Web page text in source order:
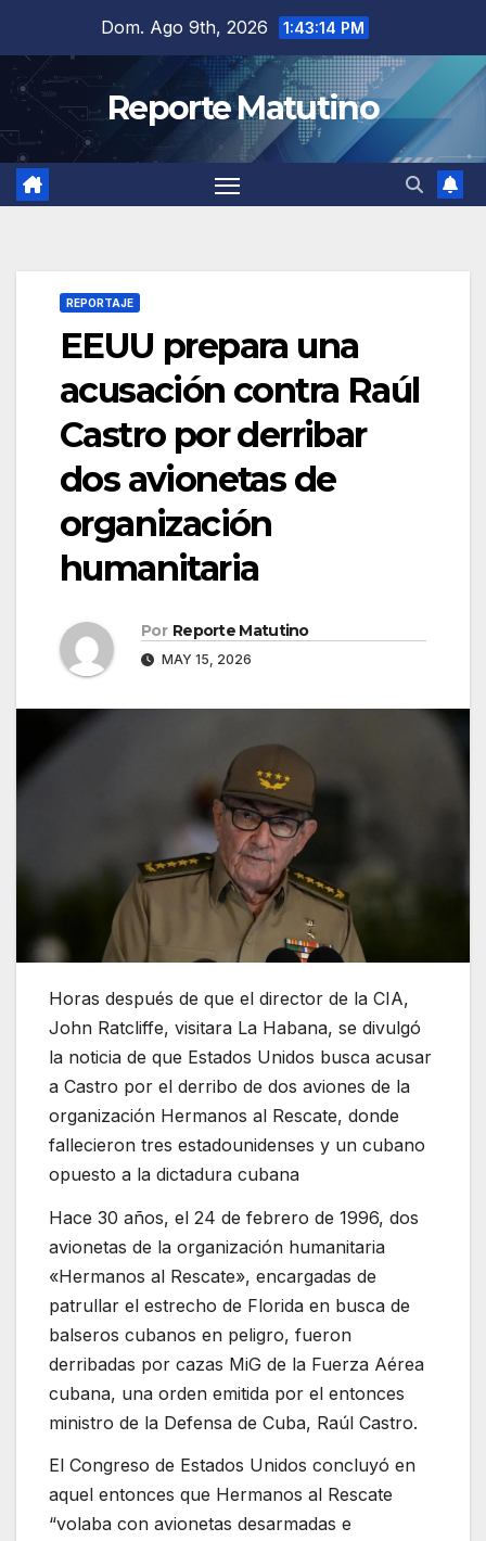
contenido
Dom. Ago 9th, 2026 1:43:15 PM
Reporte Matutino
REPORTAJE
EEUU prepara una
acusación contra Raúl
Castro por derribar
dos avionetas de
organización
humanitaria
Por Reporte Matutino
MAY 15, 2026
Horas después de que el director de la CIA,
John Ratcliffe, visitara La Habana, se divulgó
la noticia de que Estados Unidos busca acusar
a Castro por el derribo de dos aviones de la
organización Hermanos al Rescate, donde
fallecieron tres estadounidenses y un cubano
opuesto a la dictadura cubana
Hace 30 años, el 24 de febrero de 1996, dos
avionetas de la organización humanitaria
«Hermanos al Rescate», encargadas de
patrullar el estrecho de Florida en busca de
balseros cubanos en peligro, fueron
derribadas por cazas MiG de la Fuerza Aérea
cubana, una orden emitida por el entonces
ministro de la Defensa de Cuba, Raúl Castro.
El Congreso de Estados Unidos concluyó en
aquel entonces que Hermanos al Rescate
“volaba con avionetas desarmadas e